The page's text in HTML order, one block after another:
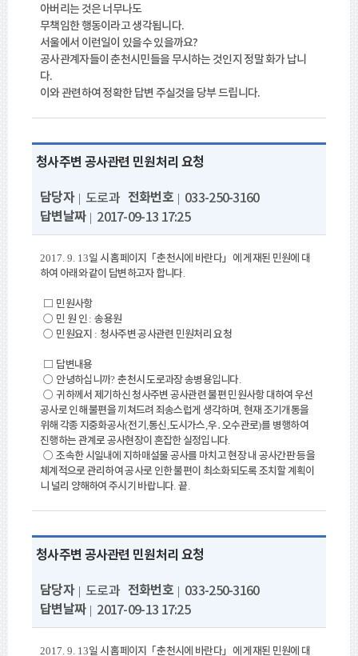
아버리는 것은 너무나도
무책임한 행동이라고 생각됩니다.
서울에서 이런일이 있을수 있을까요?
공사관계자들이 춘천시민들을 무시하는 것인지 정말 화가 납니
다.
이와 관련하여 정확한 답변 주실것을 당부 드립니다.
청사주변 공사관련 민원처리 요청
담당자 도로과 전화번호 033-250-3160
답변날짜 2017-09-13 17:25
2017. 9. 13일 시 홈페이지 「춘천시에 바란다」 에 게재된 민원에 대
하여 아래와 같이 답변하고자 합니다.
□ 민원사항
○ 민 원 인 :송용원
○ 민원요지 : 청사주변 공사관련 민원처리 요청
□ 답변내용
○ 안녕하십니까?춘천시 도로과장 송병용입니다.
○귀하께서 제기하신 청사주변 공사관련 불편 민원사항 대하여 우선
공사로 인해 불편을 끼쳐드려 죄송스럽게 생각하며, 현재 조기개통을
위해 각종 지중화공사(전기,통신,도시가스,우․오수관로)를 병행하여
진행하는 관계로 공사현장이 혼잡한 실정입니다.
○조속한 시일내에 지하매설물 공사를 마치고 현장 내 공사간판 등을
체계적으로 관리하여 공사로 인한 불편이 최소화되도록 조치할 계획이
니 널리 양해하여 주시기 바랍니다.끝.
청사주변 공사관련 민원처리 요청
담당자 도로과 전화번호 033-250-3160
답변날짜 2017-09-13 17:25
2017. 9. 13일 시 홈페이지 「춘천시에 바란다」 에 게재된 민원에 대